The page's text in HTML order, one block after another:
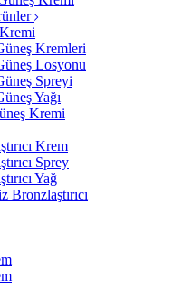
Kremleri
Losyonu
Spreyi
Yağı
Kremi
Krem
Sprey
Yağ
Bronzlaştırıcı